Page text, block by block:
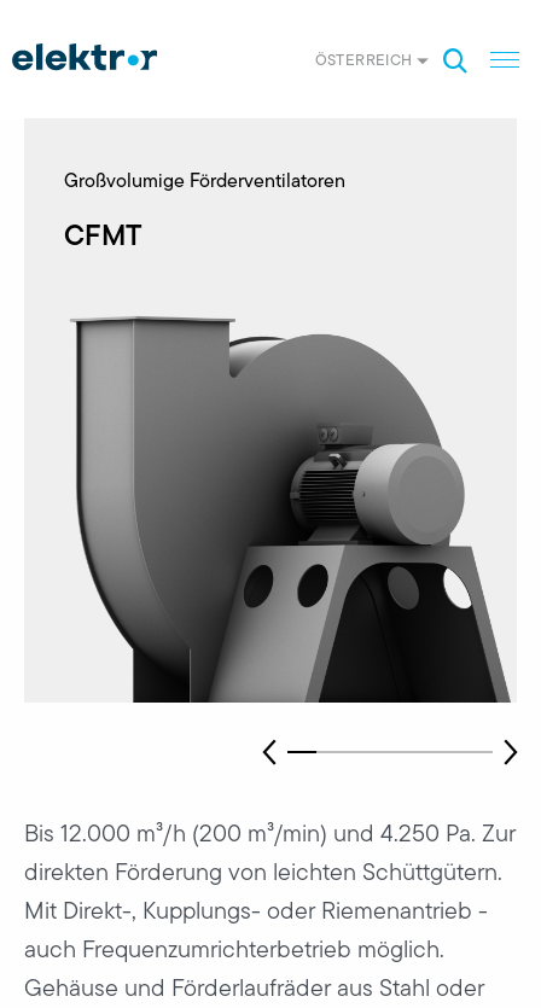
ÖSTERREICH
Großvolumige Förderventilatoren
CFMT
Bis 12.000 m³/h (200 m³/min) und 4.250 Pa. Zur
direkten Förderung von leichten Schüttgütern.
Mit Direkt-, Kupplungs- oder Riemenantrieb -
auch Frequenzumrichterbetrieb möglich.
Gehäuse und Förderlaufräder aus Stahl oder